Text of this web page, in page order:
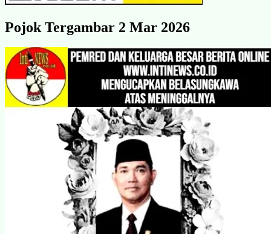
Pojok Tergambar 2 Mar 2026